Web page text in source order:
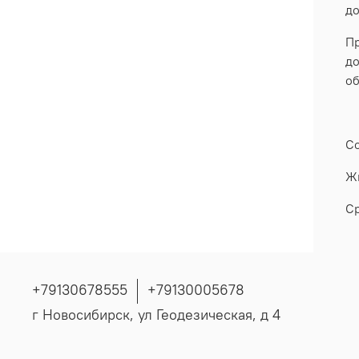
+79130678555
+79130005678
г Новосибирск, ул Геодезическая, д 4